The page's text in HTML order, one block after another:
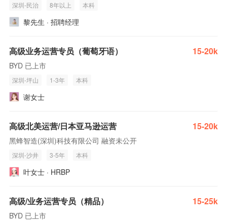
深圳-民治 8年以上 本科
黎先生 · 招聘经理
高级业务运营专员（葡萄牙语） 15-20k
BYD 已上市
深圳-坪山 1-3年 本科
谢女士
高级北美运营/日本亚马逊运营 15-20k
黑蜂智造(深圳)科技有限公司 融资未公开
深圳-沙井 3-5年 本科
叶女士 · HRBP
高级/业务运营专员（精品） 15-25k
BYD 已上市